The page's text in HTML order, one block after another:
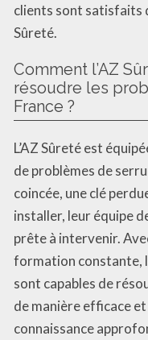
clients sont satisfaits
Sûreté.
Comment l’AZ
résoudre les
France ?
L’AZ Sûreté est
de problèmes de
coincée, une clé
installer, leur équipe
prête à intervenir.
formation constante,
sont capables de
de manière efficace
connaissance